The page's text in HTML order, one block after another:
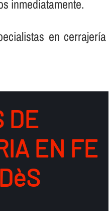
inmediatamente.
en cerrajerí­a
DE
EN FE